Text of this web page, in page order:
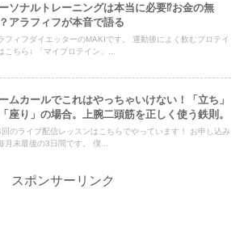
ソナルトレーニングは本当に必要⁉️お金の無
アラフィフが本音で語る
フィフダイエッターのMAKIです。 運動後によく飲むプロテイ
こちら↓ 「マイプロテイン」...
ムカールでこれはやっちゃいけない！「立ち」
座り」の場合。上腕二頭筋を正しく使う鉄則。
回のライブ配信レッスンはこちらでやっています！ お申し込み
月末最後の3日間です。 僕...
スポンサーリンク